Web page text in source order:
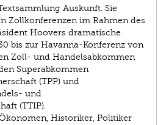
Auskunft. Sie
Zollkonferenzen im Rahmen des
Hoovers dramatische
bis zur Havanna-Konferenz von
Zoll- und Handelsabkommen
Superabkommen
(TPP) und
und
(TTIP).
Historiker, Politiker